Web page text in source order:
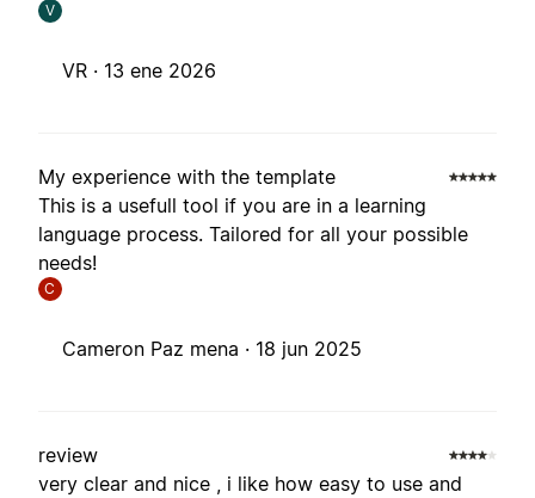
V
VR · 13 ene 2026
My experience with the template
This is a usefull tool if you are in a learning
language process. Tailored for all your possible
needs!
C
Cameron Paz mena · 18 jun 2025
review
very clear and nice , i like how easy to use and